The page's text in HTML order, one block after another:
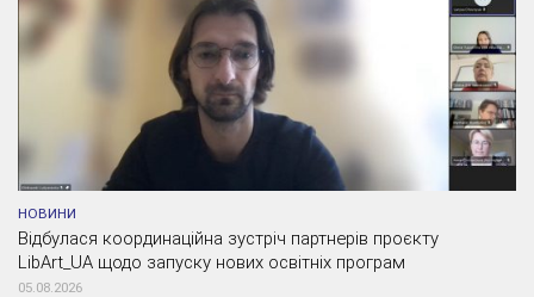
НОВИНИ
Відбулася координаційна зустріч партнерів проєкту
LibArt_UA щодо запуску нових освітніх програм
05.08.2026